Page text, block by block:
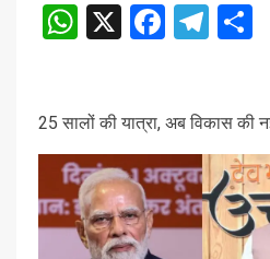
WhatsApp
X
25 सालों की यात्रा, अब विकास की